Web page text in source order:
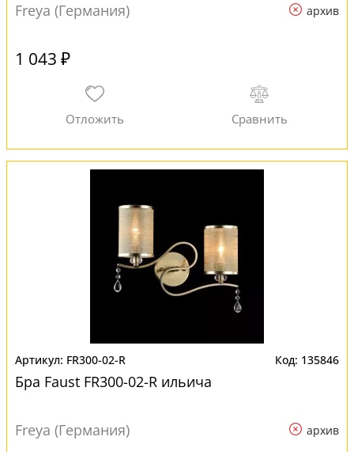
Freya (Германия) архив
1 043 ₽
FR300-02-R 135846
Бра Faust FR300-02-R ильича
Freya (Германия) архив